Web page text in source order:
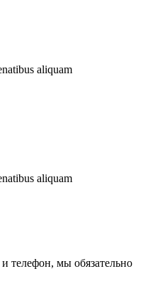
aliquam
aliquam
телефон, мы обязательно